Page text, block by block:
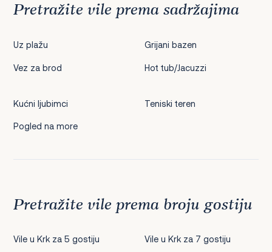
Pretražite vile prema sadržajima
Uz plažu
Vez za brod
Grijani bazen
Hot tub/Jacuzzi
Kućni ljubimci
Pogled na more
Teniski teren
Pretražite vile prema broju gostiju
Vile u Krk za 5 gostiju Vile u Krk za 7 gostiju